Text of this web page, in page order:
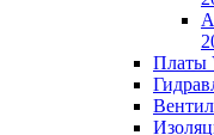
Платы